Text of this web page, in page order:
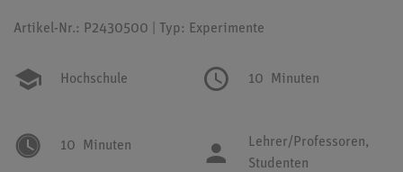
Artikel-Nr.: P2430500 | Typ: Experimente
Hochschule 10 Minuten
10 Minuten
Lehrer/Professoren,
Studenten